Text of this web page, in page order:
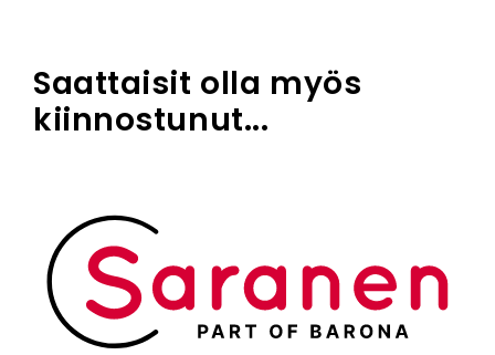
Saattaisit olla myös
kiinnostunut...